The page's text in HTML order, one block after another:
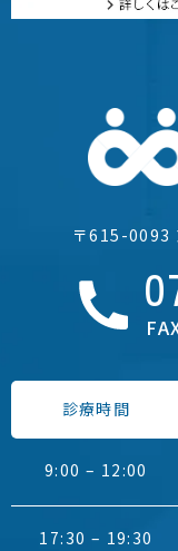
〒615-0093
診療時間
9:00 – 12:00
17:30 – 19:30